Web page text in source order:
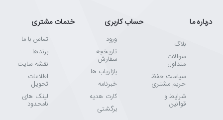
درباره ما
بلاگ
سوالات
متداول
سیاست حفظ
حریم مشتری
شرایط و
قوانین
حساب کاربری
ورود
تاریخچه
سفارش
بازاریاب ها
خبرنامه
کارت هدیه
برگشتی
خدمات مشتری
تماس با ما
برندها
نقشه سایت
اطلاعات
تحویل
لینک های
نامحدود